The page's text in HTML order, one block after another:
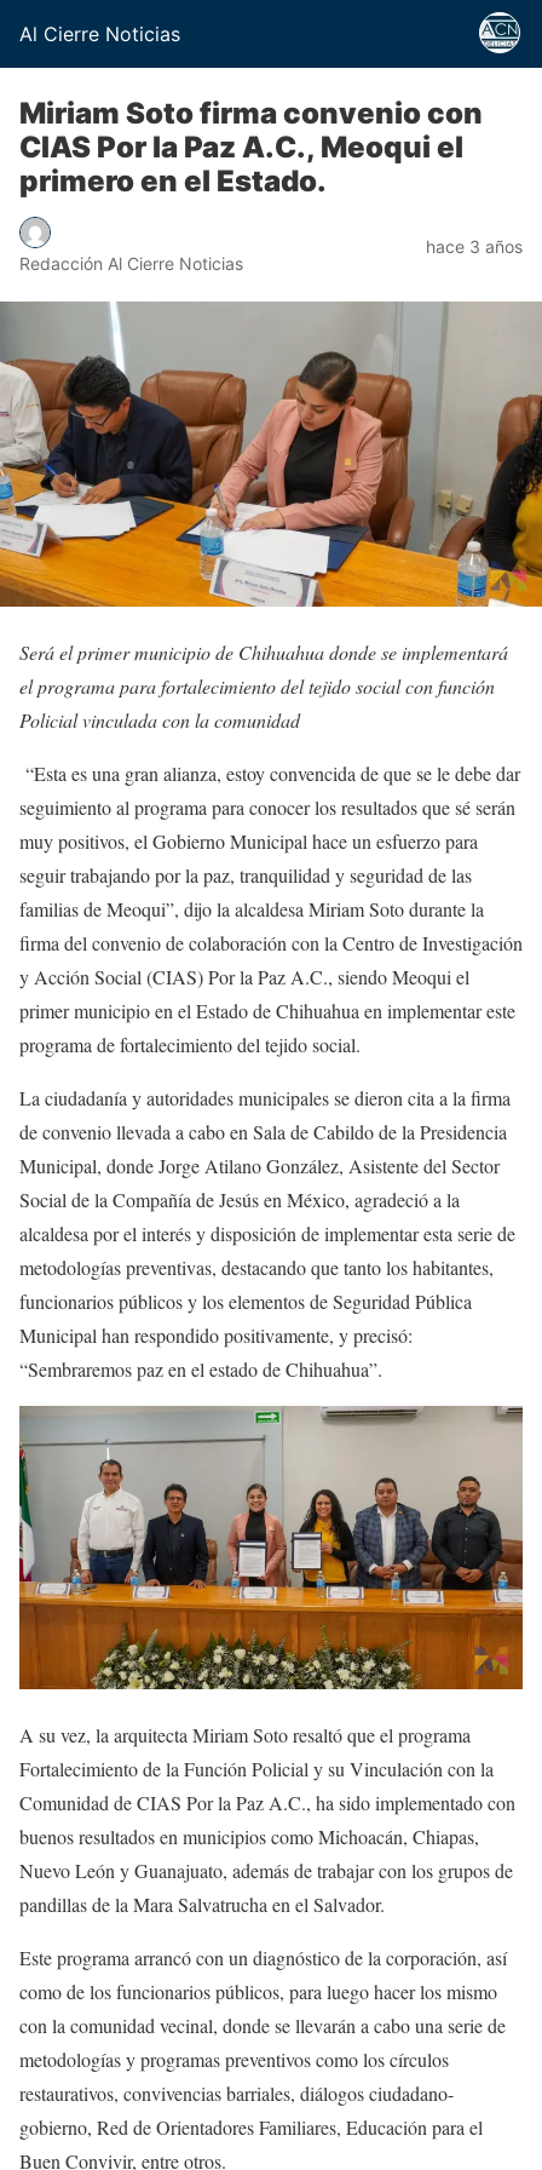
Al Cierre Noticias
Miriam Soto firma convenio con
CIAS Por la Paz A.C., Meoqui el
primero en el Estado.
Redacción Al Cierre Noticias
hace 3 años
Será el primer municipio de Chihuahua donde se implementará
el programa para fortalecimiento del tejido social con función
Policial vinculada con la comunidad
“Esta es una gran alianza, estoy convencida de que se le debe dar
seguimiento al programa para conocer los resultados que sé serán
muy positivos, el Gobierno Municipal hace un esfuerzo para
seguir trabajando por la paz, tranquilidad y seguridad de las
familias de Meoqui”, dijo la alcaldesa Miriam Soto durante la
firma del convenio de colaboración con la Centro de Investigación
y Acción Social (CIAS) Por la Paz A.C., siendo Meoqui el
primer municipio en el Estado de Chihuahua en implementar este
programa de fortalecimiento del tejido social.
La ciudadanía y autoridades municipales se dieron cita a la firma
de convenio llevada a cabo en Sala de Cabildo de la Presidencia
Municipal, donde Jorge Atilano González, Asistente del Sector
Social de la Compañía de Jesús en México, agradeció a la
alcaldesa por el interés y disposición de implementar esta serie de
metodologías preventivas, destacando que tanto los habitantes,
funcionarios públicos y los elementos de Seguridad Pública
Municipal han respondido positivamente, y precisó:
“Sembraremos paz en el estado de Chihuahua”.
A su vez, la arquitecta Miriam Soto resaltó que el programa
Fortalecimiento de la Función Policial y su Vinculación con la
Comunidad de CIAS Por la Paz A.C., ha sido implementado con
buenos resultados en municipios como Michoacán, Chiapas,
Nuevo León y Guanajuato, además de trabajar con los grupos de
pandillas de la Mara Salvatrucha en el Salvador.
Este programa arrancó con un diagnóstico de la corporación, así
como de los funcionarios públicos, para luego hacer los mismo
con la comunidad vecinal, donde se llevarán a cabo una serie de
metodologías y programas preventivos como los círculos
restaurativos, convivencias barriales, diálogos ciudadano-
gobierno, Red de Orientadores Familiares, Educación para el
Buen Convivir, entre otros.